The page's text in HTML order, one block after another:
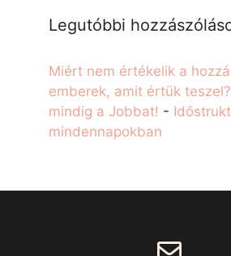
Legutóbbi
Miért nem értékelik a
emberek, amit értük
mindig a Jobbat! -
mindennapokban